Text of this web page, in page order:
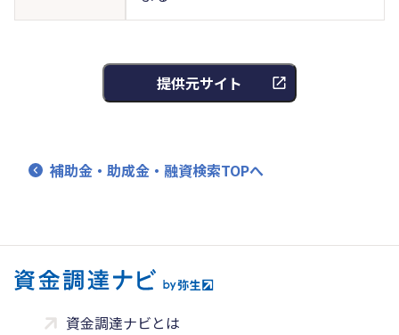
提供元サイト
補助金・助成金・融資検索TOPへ
資金調達ナビとは